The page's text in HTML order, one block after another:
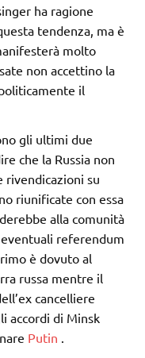
ha ragione
tendenza, ma è
molto
non accettino la
il
gli ultimi due
che la Russia non
rivendicazioni su
riunificate con essa
alla comunità
referendum
è dovuto al
russa mentre il
cancelliere
accordi di Minsk
Putin .